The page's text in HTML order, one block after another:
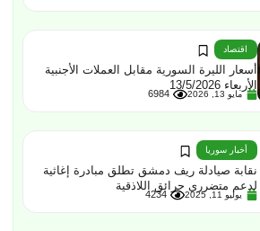
اقتصاد
أسعار الليرة السورية مقابل العملات الأجنبية
الأربعاء 13/5/2026
مايو 13, 2026 6984
أخبار سوريا
نقابة صيادلة ريف دمشق تطلق مبادرة إغاثية
لدعم متضرري حرائق اللاذقية
يوليو 11, 2025 4234